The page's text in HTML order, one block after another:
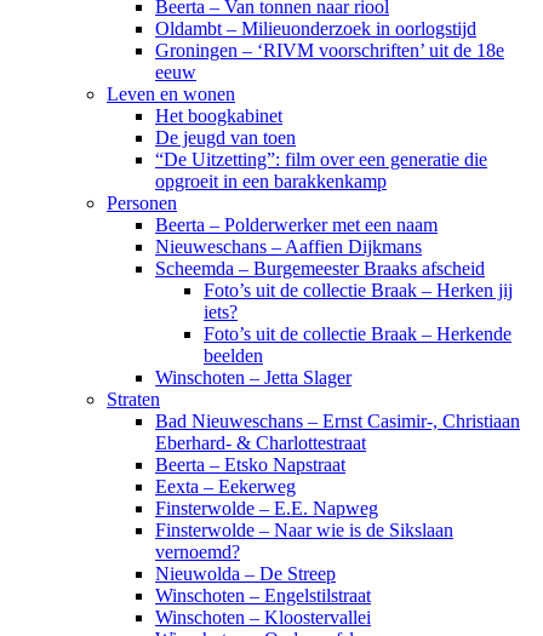
Beerta – Van tonnen naar riool
Oldambt – Milieuonderzoek in oorlogstijd
Groningen – ‘RIVM voorschriften’ uit de 18e
eeuw
Leven en wonen
Het boogkabinet
De jeugd van toen
“De Uitzetting”: film over een generatie die
opgroeit in een barakkenkamp
Personen
Beerta – Polderwerker met een naam
Nieuweschans – Aaffien Dijkmans
Scheemda – Burgemeester Braaks afscheid
Foto’s uit de collectie Braak – Herken jij
iets?
Foto’s uit de collectie Braak – Herkende
beelden
Winschoten – Jetta Slager
Straten
Bad Nieuweschans – Ernst Casimir-, Christiaan
Eberhard- & Charlottestraat
Beerta – Etsko Napstraat
Eexta – Eekerweg
Finsterwolde – E.E. Napweg
Finsterwolde – Naar wie is de Sikslaan
vernoemd?
Nieuwolda – De Streep
Winschoten – Engelstilstraat
Winschoten – Kloostervallei